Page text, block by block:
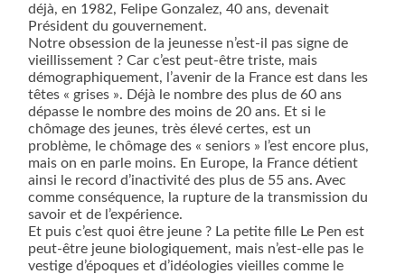
déjà, en 1982, Felipe Gonzalez, 40 ans, devenait
Président du gouvernement.
Notre obsession de la jeunesse n’est-il pas signe de
vieillissement ? Car c’est peut-être triste, mais
démographiquement, l’avenir de la France est dans les
têtes « grises ». Déjà le nombre des plus de 60 ans
dépasse le nombre des moins de 20 ans. Et si le
chômage des jeunes, très élevé certes, est un
problème, le chômage des « seniors » l’est encore plus,
mais on en parle moins. En Europe, la France détient
ainsi le record d’inactivité des plus de 55 ans. Avec
comme conséquence, la rupture de la transmission du
savoir et de l’expérience.
Et puis c’est quoi être jeune ? La petite fille Le Pen est
peut-être jeune biologiquement, mais n’est-elle pas le
vestige d’époques et d’idéologies vieilles comme le